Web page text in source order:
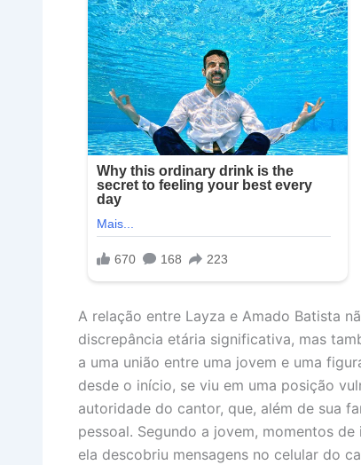
A relação entre Layza e Amado Batista
discrepância etária significativa, mas
a uma união entre uma jovem e uma
desde o início, se viu em uma posição
autoridade do cantor, que, além de sua
pessoal. Segundo a jovem, momentos
ela descobriu mensagens no celular do